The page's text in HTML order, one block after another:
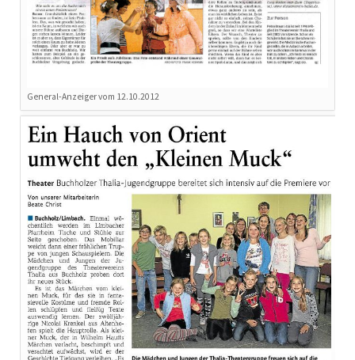
General-Anzeiger vom 12.10.2012